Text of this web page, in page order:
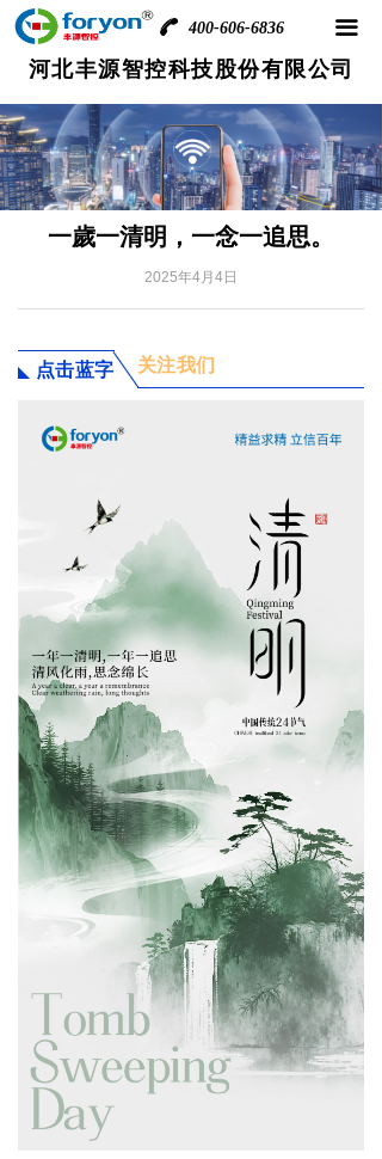
河北丰源智控科技股份有限公司
400-606-6836 끀
一歲一清明，一念一追思。
2025年4月4日
点击蓝字 关注我们